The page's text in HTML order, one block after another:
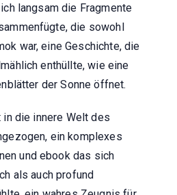
langsam die Fragmente
die sowohl
war, eine Geschichte, die
enthüllte, wie eine
der Sonne öffnet.
die innere Welt des
ein komplexes
und ebook das sich
als auch profund